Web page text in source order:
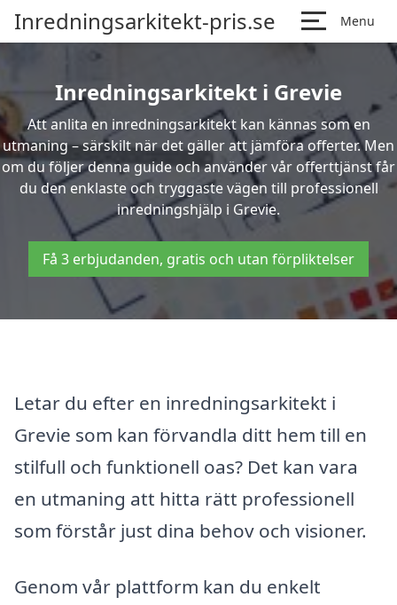
Inredningsarkitekt-pris.se Menu
Inredningsarkitekt i Grevie
Att anlita en inredningsarkitekt kan kännas som en
utmaning – särskilt när det gäller att jämföra offerter. Men
om du följer denna guide och använder vår offerttjänst får
du den enklaste och tryggaste vägen till professionell
inredningshjälp i Grevie.
Få 3 erbjudanden, gratis och utan förpliktelser
Letar du efter en inredningsarkitekt i
Grevie som kan förvandla ditt hem till en
stilfull och funktionell oas? Det kan vara
en utmaning att hitta rätt professionell
som förstår just dina behov och visioner.
Genom vår plattform kan du enkelt